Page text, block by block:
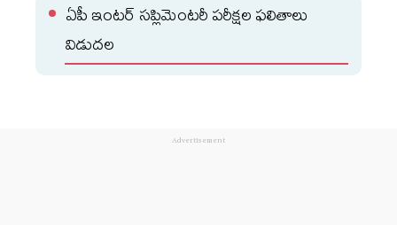
ఏపీ ఇంటర్ సప్లిమెంటరీ పరీక్షల ఫలితాలు
విడుదల